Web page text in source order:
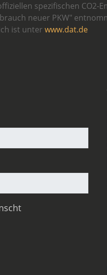
spezifischen CO2-
neuer PKW"
ist unter www.dat.de